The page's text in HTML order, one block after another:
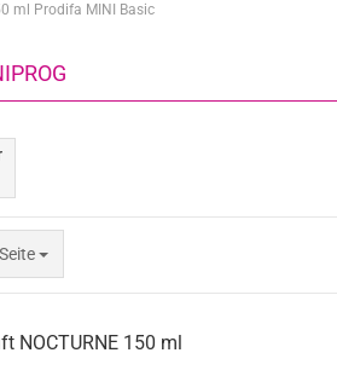
ml Prodifa MINI Basic
NOCTURNE 150 ml